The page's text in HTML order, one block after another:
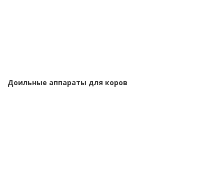
Доильные аппараты для коров